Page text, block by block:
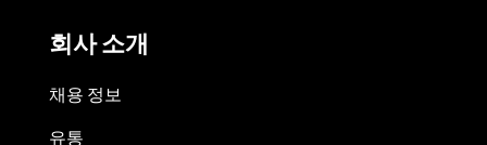
회사 소개
채용 정보
유통